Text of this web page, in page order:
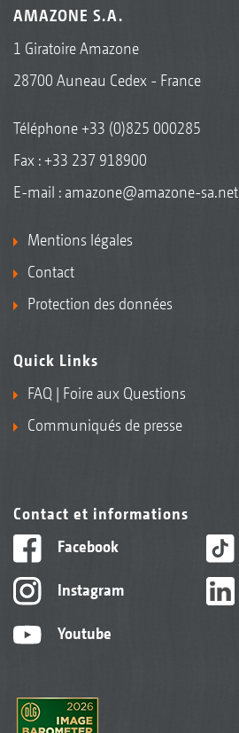
AMAZONE S.A.
1 Giratoire Amazone
28700 Auneau Cedex - France
Téléphone+33 (0)825 000285
Fax : +33 237 918900
E-mail : amazone@amazone-sa.net
Mentions légales
Contact
Protection des données
Quick Links
FAQ | Foire aux Questions
Communiqués de presse
Contact et informations
Facebook
Instagram
Youtube